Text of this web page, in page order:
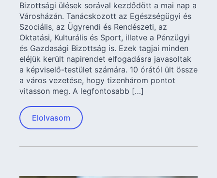
Bizottsági ülések sorával kezdődött a mai nap a
Városházán. Tanácskozott az Egészségügyi és
Szociális, az Ügyrendi és Rendészeti, az
Oktatási, Kulturális és Sport, illetve a Pénzügyi
és Gazdasági Bizottság is. Ezek tagjai minden
eléjük került napirendet elfogadásra javasoltak
a képviselő-testület számára. 10 órától ült össze
a város vezetése, hogy tizenhárom pontot
vitasson meg. A legfontosabb […]
Elolvasom